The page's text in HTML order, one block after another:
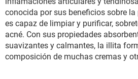
conocida por sus beneficios sobre la
es capaz de limpiar y purificar,
acné. Con sus propiedades
suavizantes y calmantes, la illita
composición de muchas cremas y